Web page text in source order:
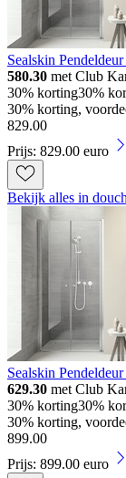
Sealskin
580.30 met Club
30% korting30%
30% korting,
829.00
Prijs: 829.00 euro
Bekijk alles in
Sealskin
629.30 met Club
30% korting30%
30% korting,
899.00
Prijs: 899.00 euro